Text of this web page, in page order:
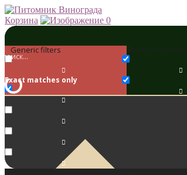
Корзина 0
Generic filters
Exact matches only